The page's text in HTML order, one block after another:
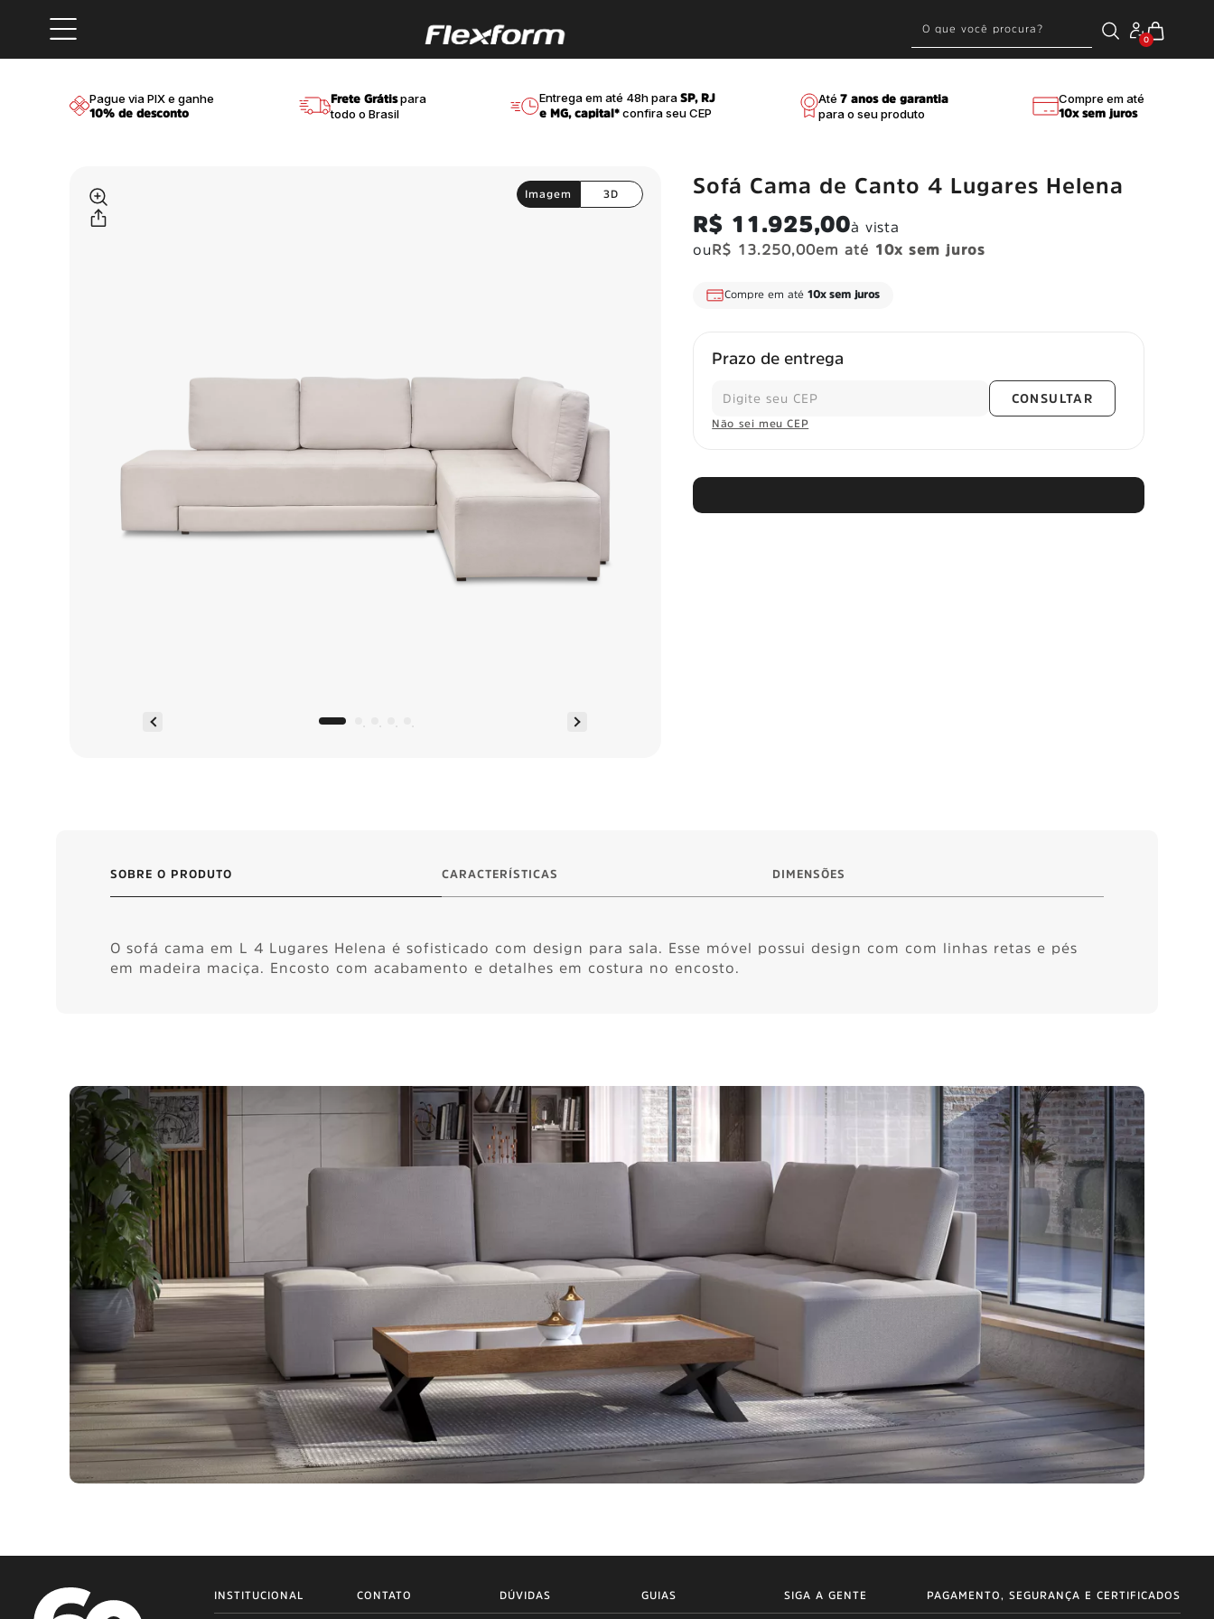
0
Pague via PIX e ganhe
10% de desconto
Frete Grátispara
todo o Brasil
Entrega em até 48h para SP, RJ
e MG, capital* confira seu CEP
Até 7 anos de garantia
para o seu produto
Compre em até
10x sem juros
Imagem 3D
Sofá Cama de Canto 4 Lugares Helena
R$ 11.925,00à vista
ouR$ 13.250,00em até 10x sem juros
Frete Grátis para todo o Brasil
Prazo de entrega
CONSULTAR
Não sei meu CEP
SOBRE O PRODUTO CARACTERÍSTICAS DIMENSÕES
O sofá cama em L 4 Lugares Helena é sofisticado com design para sala. Esse móvel possui design com com linhas retas e pés
em madeira maciça. Encosto com acabamento e detalhes em costura no encosto.
INSTITUCIONAL CONTATO DÚVIDAS GUIAS SIGA A GENTE PAGAMENTO, SEGURANÇA E CERTIFICADOS